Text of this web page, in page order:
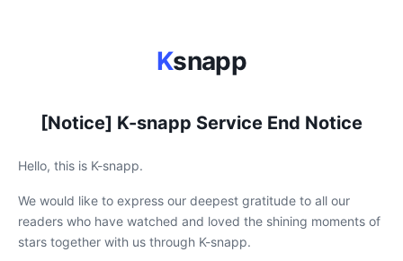
Ksnapp
[Notice] K-snapp Service End Notice
Hello, this is K-snapp.
We would like to express our deepest gratitude to all our
readers who have watched and loved the shining moments of
stars together with us through K-snapp.